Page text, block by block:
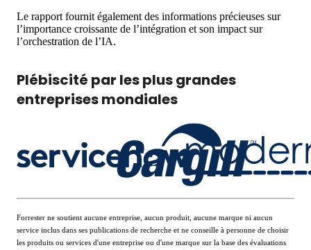
Le rapport fournit également des informations précieuses sur
l’importance croissante de l’intégration et son impact sur
l’orchestration de l’IA.
Plébiscité par les plus grandes
entreprises mondiales
Forrester ne soutient aucune entreprise, aucun produit, aucune marque ni aucun
service inclus dans ses publications de recherche et ne conseille à personne de choisir
les produits ou services d'une entreprise ou d'une marque sur la base des évaluations